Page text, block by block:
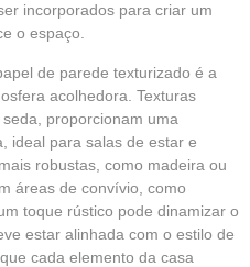
incorporados para criar um
o espaço.
de parede texturizado é a
acolhedora. Texturas
proporcionam uma
ideal para salas de estar e
robustas, como madeira ou
áreas de convívio, como
toque rústico pode dinamizar o
estar alinhada com o estilo de
cada elemento da casa